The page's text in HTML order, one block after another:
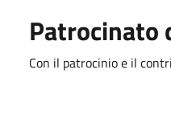
Patrocinato
Con il patrocinio e il